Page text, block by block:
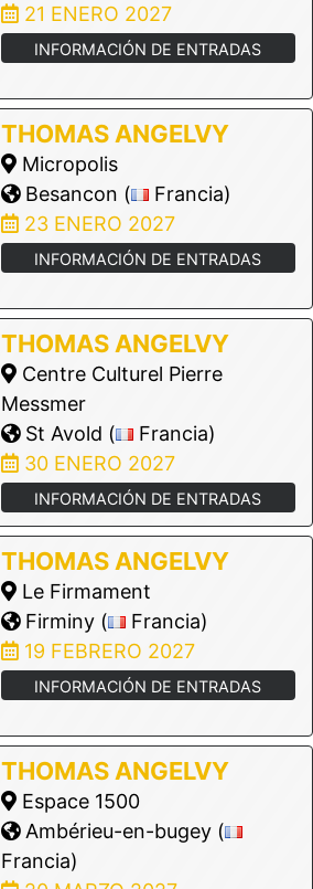
21 ENERO 2027
INFORMACIÓN DE ENTRADAS
THOMAS ANGELVY
Micropolis
Besancon (
Francia)
23 ENERO 2027
INFORMACIÓN DE ENTRADAS
THOMAS ANGELVY
Centre Culturel Pierre
Messmer
St Avold (
Francia)
30 ENERO 2027
INFORMACIÓN DE ENTRADAS
THOMAS ANGELVY
Le Firmament
Firminy (
Francia)
19 FEBRERO 2027
INFORMACIÓN DE ENTRADAS
THOMAS ANGELVY
Espace 1500
Ambérieu-en-bugey (
Francia)